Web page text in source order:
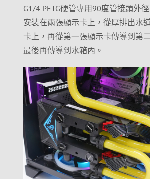
G1/4 PETG硬管專用90度管接頭外
安裝在兩張顯示卡上，從厚排出水
卡上，再從第一張顯示卡傳導到第
最後再傳導到水箱內。